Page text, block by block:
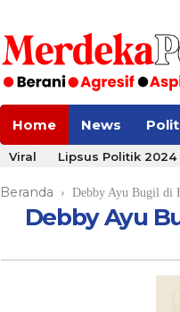
Home News
Viral Lipsus Politik 2024
Beranda › Debby Ayu Bugil di
Debby Ayu